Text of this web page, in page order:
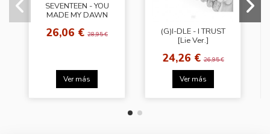
SEVENTEEN - YOU
MADE MY DAWN
26,06 €28,95 €
Ver más
(G)I-DLE - I TRUST
[Lie Ver.]
24,26 €26,95 €
Ver más